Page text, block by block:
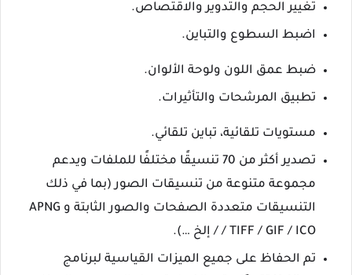
تغيير الحجم والتدوير والاقتصاص.
اضبط السطوع والتباين.
ضبط عمق اللون ولوحة الألوان.
تطبيق المرشحات والتأثيرات.
مستويات تلقائية، تباين تلقائي.
تصدير أكثر من 70 تنسيقًا مختلفًا للملفات ويدعم
مجموعة متنوعة من تنسيقات الصور (بما في ذلك
التنسيقات متعددة الصفحات والصور الثابتة و APNG
/ TIFF / GIF / ICO / إلخ …).
تم الحفاظ على جميع الميزات القياسية لبرنامج